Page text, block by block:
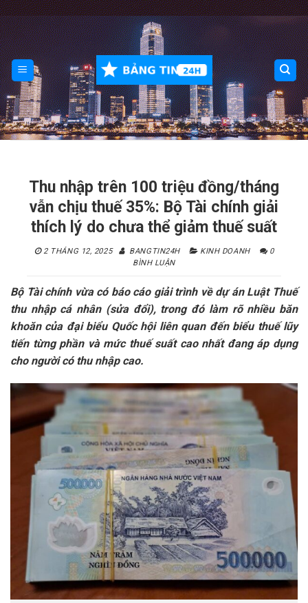
Skip
to
content
Thu nhập trên 100 triệu đồng/tháng
vẫn chịu thuế 35%: Bộ Tài chính giải
thích lý do chưa thể giảm thuế suất
2 THÁNG 12, 2025 BANGTIN24H KINH DOANH
0
BÌNH LUẬN
Bộ Tài chính vừa có báo cáo giải trình về dự án Luật Thuế
thu nhập cá nhân (sửa đổi), trong đó làm rõ nhiều băn
khoăn của đại biểu Quốc hội liên quan đến biểu thuế lũy
tiến từng phần và mức thuế suất cao nhất đang áp dụng
cho người có thu nhập cao.